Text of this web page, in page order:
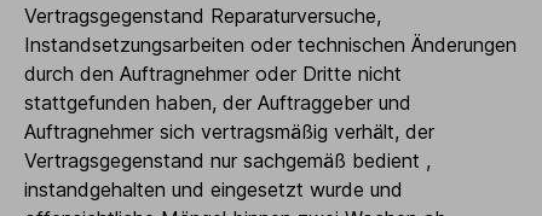
Vertragsgegenstand Reparaturversuche,
Instandsetzungsarbeiten oder technischen Änderungen
durch den Auftragnehmer oder Dritte nicht
stattgefunden haben, der Auftraggeber und
Auftragnehmer sich vertragsmäßig verhält, der
Vertragsgegenstand nur sachgemäß bedient ,
instandgehalten und eingesetzt wurde und